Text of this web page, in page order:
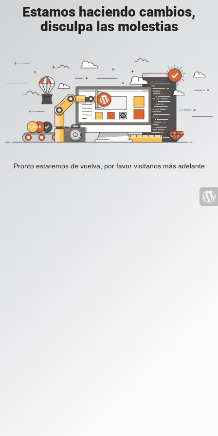
Estamos haciendo cambios,
disculpa las molestias
Pronto estaremos de vuelva, por favor visítanos más adelante